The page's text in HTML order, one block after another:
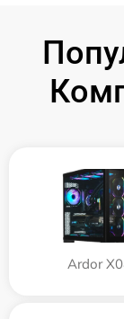
Ardor